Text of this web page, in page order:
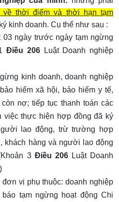
về thời điểm và thời hạn tạm
kinh doanh. Cụ thể như sau :
03 ngày trước ngày tạm ngừng
Điều 206
Luật Doanh nghiệp
kinh doanh, doanh nghiệp
hiểm xã hội, bảo hiểm y tế,
nợ; tiếp tục thanh toán các
việc thực hiện hợp đồng đã ký
lao động, trừ trường hợp
khách hàng và người lao động
3 Điều 206 Luật Doanh
vị phụ thuộc: doanh nghiệp
tạm ngừng hoạt động Chi